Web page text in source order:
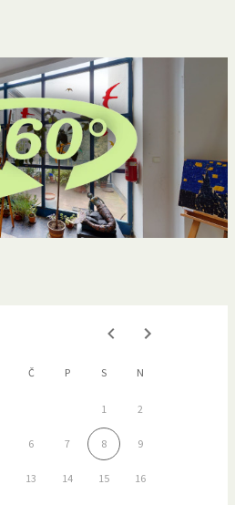
Č P S N
1 2
6 7 8 9
13 14 15 16